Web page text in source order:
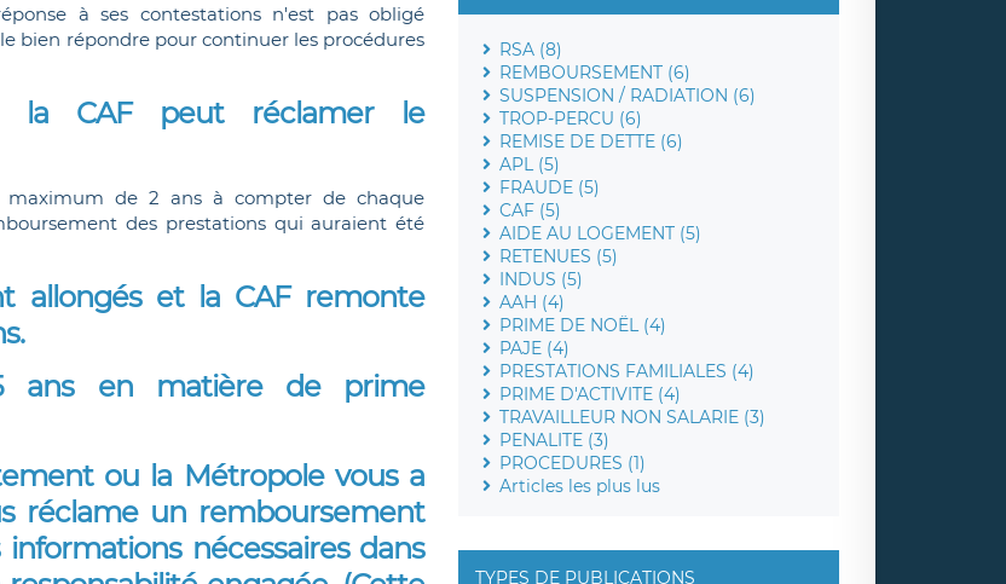
à ses contestations n'est pas obligé
bien répondre pour continuer les procédures
la CAF peut réclamer le
maximum de 2 ans à compter de chaque
des prestations qui auraient été
allongés et la CAF remonte
ans en matière de prime
ou la Métropole vous a
réclame un remboursement
nécessaires dans
RSA (8)
REMBOURSEMENT (6)
SUSPENSION / RADIATION (6)
TROP-PERCU (6)
REMISE DE DETTE (6)
APL (5)
FRAUDE (5)
CAF (5)
AIDE AU LOGEMENT (5)
RETENUES (5)
INDUS (5)
AAH (4)
PRIME DE NOËL (4)
PAJE (4)
PRESTATIONS FAMILIALES (4)
PRIME D'ACTIVITE (4)
TRAVAILLEUR NON SALARIE (3)
PENALITE (3)
PROCEDURES (1)
Articles les plus lus
TYPES DE PUBLICATIONS